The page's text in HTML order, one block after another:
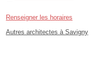
Renseigner les horaires
Autres architectes à Savigny